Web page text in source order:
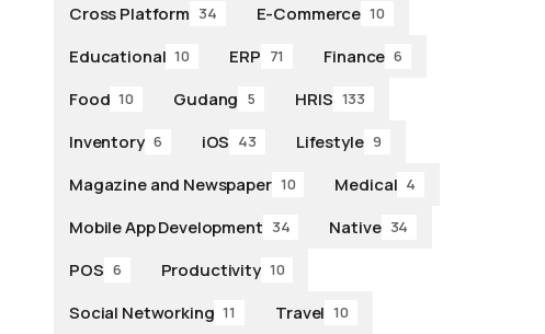
Cross Platform 34 E-Commerce 10
Educational 10 ERP 71 Finance 6
Food 10 Gudang 5 HRIS 133
Inventory 6 iOS 43 Lifestyle 9
Magazine and Newspaper 10 Medical 4
Mobile App Development 34 Native 34
POS 6 Productivity 10
Social Networking 11 Travel 10